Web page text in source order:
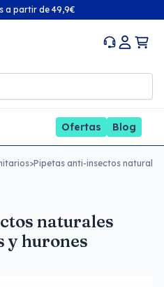
a partir de 49,9€
Ofertas Blog
>Pipetas anti-insectos
naturales
y hurones